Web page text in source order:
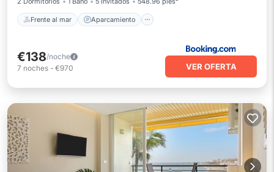
Frente al mar Aparcamiento
€138/noche
7 noches - €970 VER OFERTA